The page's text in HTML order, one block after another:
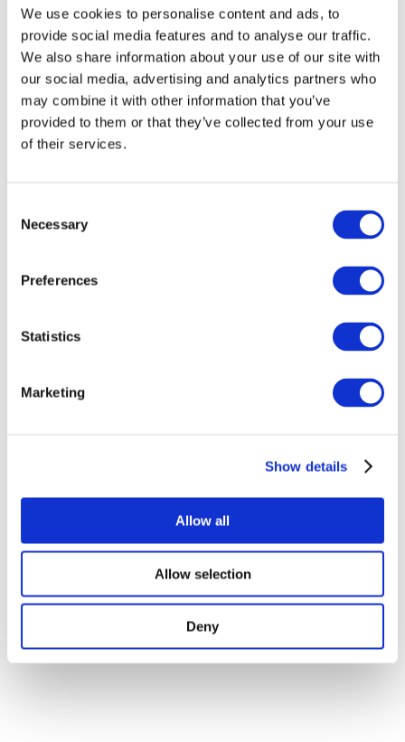
We use cookies to personalise content and ads, to
provide social media features and to analyse our traffic.
We also share information about your use of our site with
our social media, advertising and analytics partners who
may combine it with other information that you’ve
provided to them or that they’ve collected from your use
of their services.
Selection
Necessary
Preferences
Statistics
Marketing
Show details
Allow all
Allow selection
Deny
Eventos
Para aplicar